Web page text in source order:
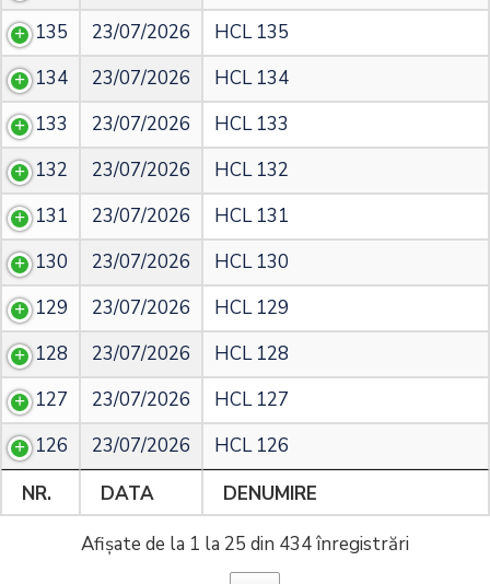
135
23/07/2026
HCL 135
134
23/07/2026
HCL 134
133
23/07/2026
HCL 133
132
23/07/2026
HCL 132
131
23/07/2026
HCL 131
130
23/07/2026
HCL 130
129
23/07/2026
HCL 129
128
23/07/2026
HCL 128
127
23/07/2026
HCL 127
126
23/07/2026
HCL 126
NR.
DATA
DENUMIRE
Afișate de la 1 la 25 din 434 înregistrări